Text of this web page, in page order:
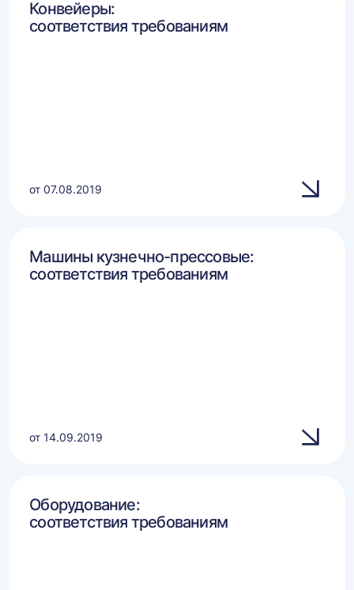
Конвейеры:
соответствия требованиям
от 07.08.2019
Машины кузнечно-прессовые:
соответствия требованиям
от 14.09.2019
Оборудование:
соответствия требованиям